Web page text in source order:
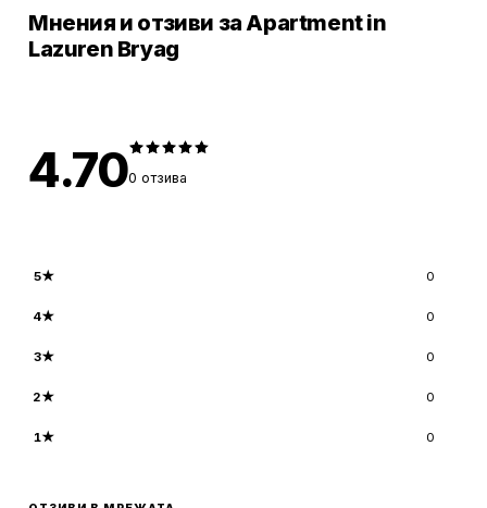
Мнения и отзиви за Apartment in
Lazuren Bryag
4.700 отзива
5★ 0
4★ 0
3★ 0
2★ 0
1★ 0